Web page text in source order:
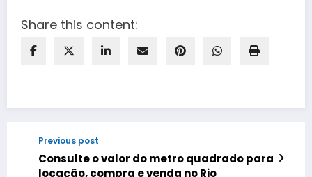
Share this content:
Previous post
Consulte o valor do metro quadrado para
locação, compra e venda no Rio